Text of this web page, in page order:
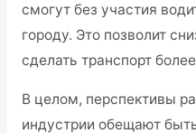
смогут без участия
городу. Это позволит
сделать транспорт
В целом, перспективы
индустрии обещают